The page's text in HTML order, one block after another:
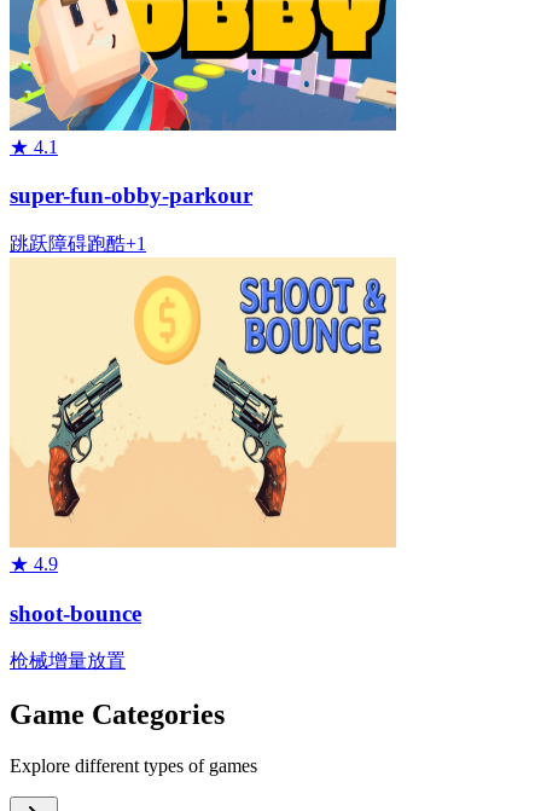
★ 4.1
super-fun-obby-parkour
跳跃障碍跑酷+1
★ 4.9
shoot-bounce
枪械增量放置
Game Categories
Explore different types of games